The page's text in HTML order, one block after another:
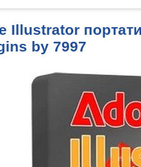
Illustrator
by 7997